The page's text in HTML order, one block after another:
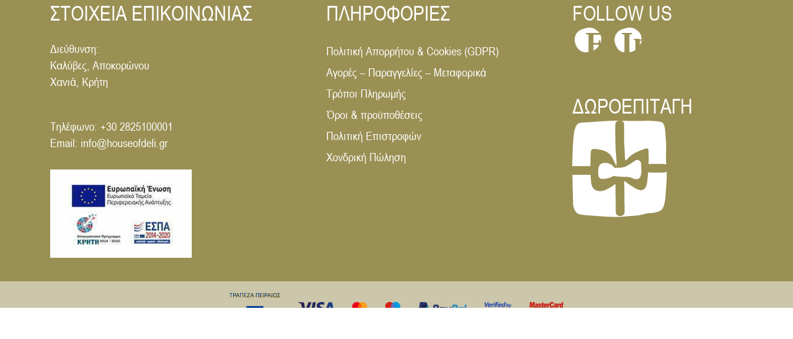
Προέλευση: Ταϋλάνδης
ΣΤΟΙΧΕΙΑ ΕΠΙΚΟΙΝΩΝΙΑΣ
Διεύθυνση:
Καλύβες, Αποκορώνου
Χανιά, Κρήτη
Τηλέφωνο: +30 2825100001
Email: info@houseofdeli.gr
ΠΛΗΡΟΦΟΡΙΕΣ
Πολιτική Απορρήτου & Cookies (GDPR)
Αγορές – Παραγγελίες – Μεταφορικά
Τρόποι Πληρωμής
Όροι & προϋποθέσεις
Πολιτική Επιστροφών
Χονδρική Πώληση
FOLLOW US
F In
ΔΩΡΟΕΠΙΤΑΓΗ